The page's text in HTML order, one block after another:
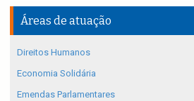
Áreas de atuação
Direitos Humanos
Economia Solidária
Emendas Parlamentares